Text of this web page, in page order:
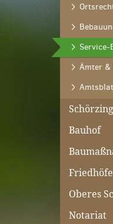
Service-
Ämter &
Bauhof
Friedhöfe
Oberes
Notariat